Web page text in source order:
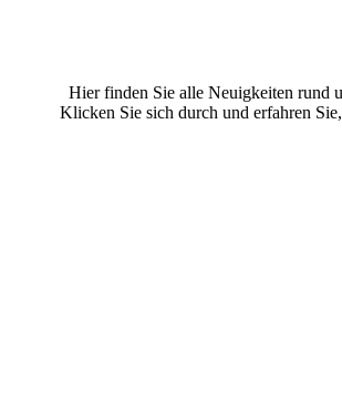
Hier finden Sie alle Neuigkeiten rund
Klicken Sie sich durch und erfahren